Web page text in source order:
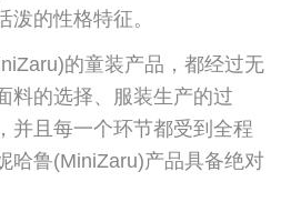
泼的性格特征。
的童装产品，都经过无
料的选择、服装生产的过
并且每一个环节都受到全程
哈鲁(MiniZaru)产品具备绝对